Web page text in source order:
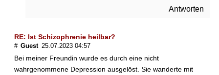
Antworten
RE: Ist Schizophrenie heilbar?
# Guest 25.07.2023 04:57
Bei meiner Freundin wurde es durch eine nicht
wahrgenommene Depression ausgelöst. Sie wanderte mit
t
d
e
r